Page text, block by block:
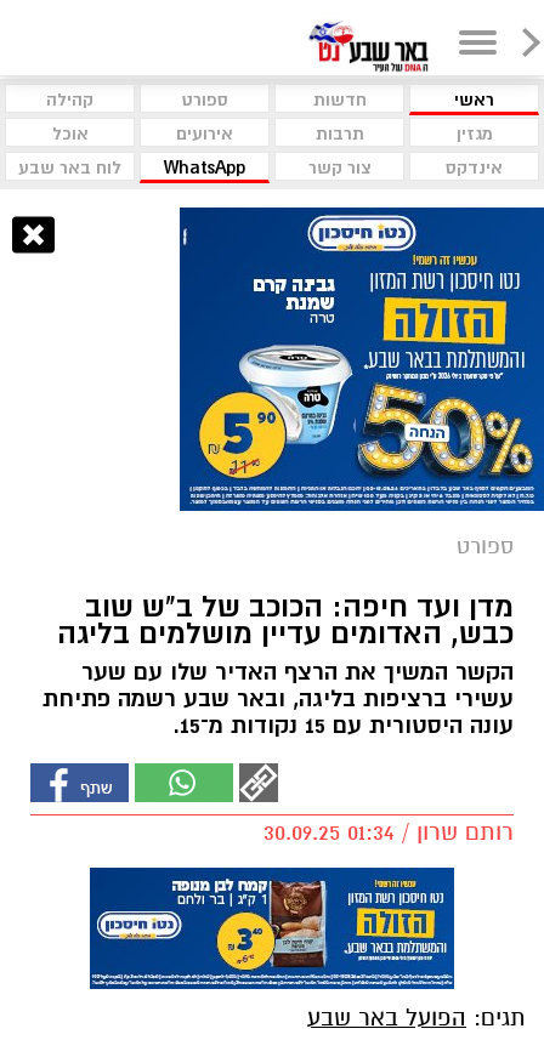
ראשי חדשות ספורט
קהילה
מגזין
תרבות אירועים
אוכל
אינדקס
צור קשר WhatsApp לוח באר שבע
ספורט
מדן ועד חיפה: הכוכב של ב"ש שוב
כבש, האדומים עדיין מושלמים בליגה
הקשר המשיך את הרצף האדיר שלו עם שער
עשירי ברציפות בליגה, ובאר שבע רשמה פתיחת
עונה היסטורית עם 15 נקודות מ־15.
רותם שרון / 01:34 30.09.25
תגים: הפועל באר שבע